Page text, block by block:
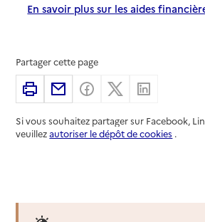
En savoir plus sur les aides
Partager cette page
ImprimerPartager par email
Partager sur Facebook
Partager sur X
Si vous souhaitez partager sur Facebook,
veuillezautoriser le dépôt de cookies .